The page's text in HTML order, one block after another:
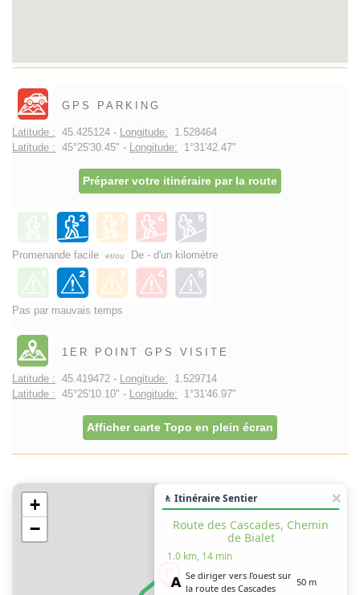
GPS PARKING
Latitude : 45.425124 - Longitude: 1.528464
Latitude : 45°25'30.45" - Longitude: 1°31'42.47"
Préparer votre itinéraire par la route
Promenande facile et/ou De - d'un kilomètre
Pas par mauvais temps
1ER POINT GPS VISITE
Latitude : 45.419472 - Longitude: 1.529714
Latitude : 45°25'10.10" - Longitude: 1°31'46.97"
Afficher carte Topo en plein écran
+
−
🚶 Itinéraire Sentier
Route des Cascades, Chemin
de Bialet
1.0 km, 14 min
Se diriger vers l’ouest sur
la route des Cascades
50 m